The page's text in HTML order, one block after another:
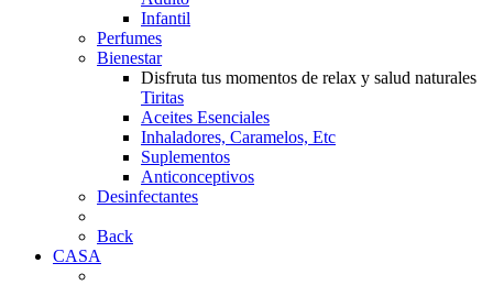
Infantil
Perfumes
Bienestar
Disfruta tus momentos de relax y salud naturales
Tiritas
Aceites Esenciales
Inhaladores, Caramelos, Etc
Suplementos
Anticonceptivos
Desinfectantes
Back
CASA